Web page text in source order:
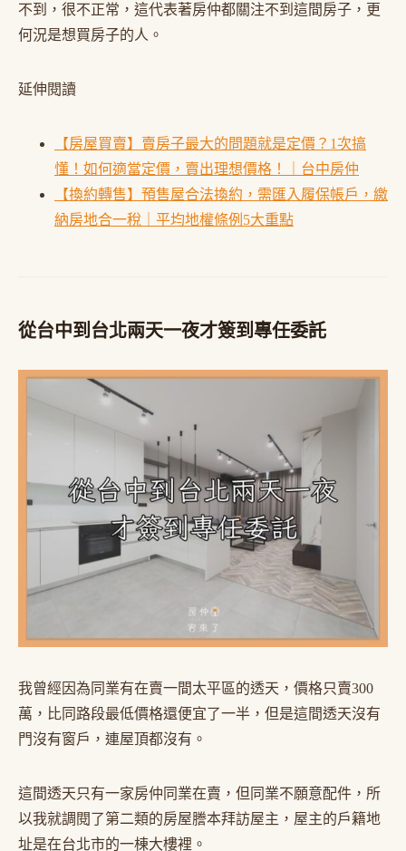
不到，很不正常，這代表著房仲都關注不到這間房子，更
何況是想買房子的人。
延伸閱讀
【房屋買賣】賣房子最大的問題就是定價？1次搞
懂！如何適當定價，賣出理想價格！｜台中房仲
【換約轉售】預售屋合法換約，需匯入履保帳戶，繳
納房地合一稅｜平均地權條例5大重點
從台中到台北兩天一夜才簽到專任委託
我曾經因為同業有在賣一間太平區的透天，價格只賣300
萬，比同路段最低價格還便宜了一半，但是這間透天沒有
門沒有窗戶，連屋頂都沒有。
這間透天只有一家房仲同業在賣，但同業不願意配件，所
以我就調閱了第二類的房屋謄本拜訪屋主，屋主的戶籍地
址是在台北市的一棟大樓裡。